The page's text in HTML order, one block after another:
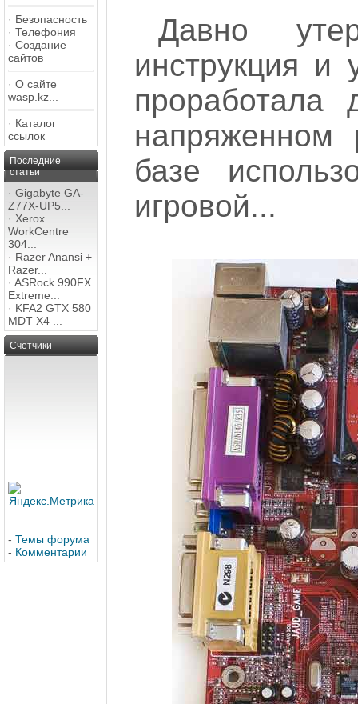
· Безопасность
· Телефония
· Создание
сайтов
· О сайте
wasp.kz...
· Каталог
ссылок
Последние
статьи
· Gigabyte GA-
Z77X-UP5...
· Xerox
WorkCentre
304...
· Razer Anansi +
Razer...
· ASRock 990FX
Extreme...
· KFA2 GTX 580
MDT X4 ...
Счетчики
- Темы форума
- Комментарии
Давно
инструкция и
проработала
базе
игровой...